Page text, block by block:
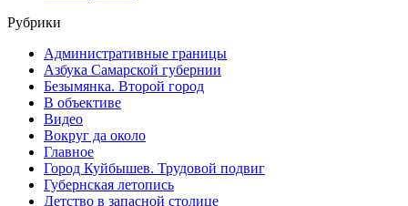
Рубрики
Административные границы
Азбука Самарской губернии
Безымянка. Второй город
В объективе
Видео
Вокруг да около
Главное
Город Куйбышев. Трудовой подвиг
Губернская летопись
Детство в запасной столице